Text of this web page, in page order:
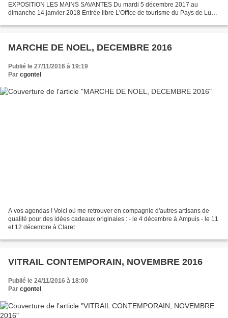
EXPOSITION LES MAINS SAVANTES Du mardi 5 décembre 2017 au
dimanche 14 janvier 2018 Entrée libre L'Office de tourisme du Pays de Lunel
MARCHE DE NOEL, DECEMBRE 2016
Publié le 27/11/2016 à 19:19
Par cgontel
A vos agendas ! Voici où me retrouver en compagnie d'autres artisans de
qualité pour des idées cadeaux originales : - le 4 décembre à Ampuis - le 11
et 12 décembre à Claret
VITRAIL CONTEMPORAIN, NOVEMBRE 2016
Publié le 24/11/2016 à 18:00
Par cgontel